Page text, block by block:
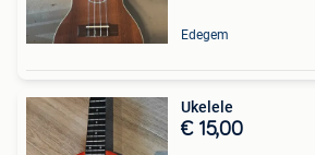
Edegem
Ukelele
€ 15,00